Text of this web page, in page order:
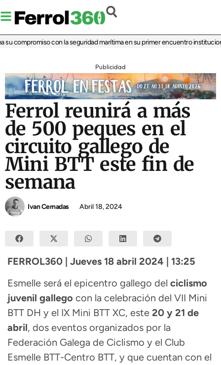
compromiso con la seguridad marítima en su primer encuentro institucional
Publicidad
Ferrol reunirá a más
de 500 peques en el
circuito gallego de
Mini BTT este fin de
semana
Ivan Cernadas Abril 18, 2024
FERROL360 | Jueves 18 abril 2024 | 13:25
Esmelle será el epicentro gallego del ciclismo
juvenil gallego con la celebración del VII Mini
BTT DH y el IX Mini BTT XC, este 20 y 21 de
abril, dos eventos organizados por la
Federación Galega de Ciclismo y el Club
Esmelle BTT-Centro BTT, y que cuentan con el